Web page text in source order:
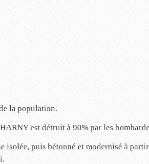
la population.
est détruit à 90% par les
puis bétonné et modernisé à